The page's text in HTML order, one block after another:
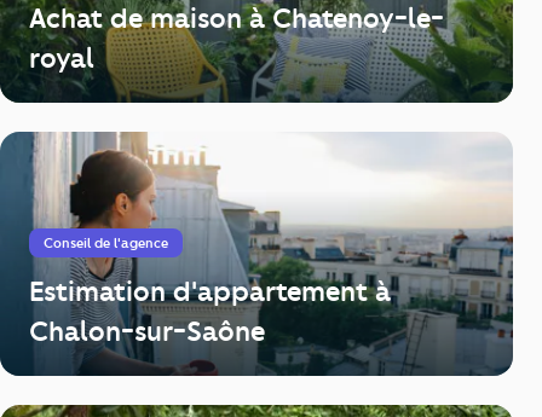
Achat de maison à Chatenoy-le-
royal
Conseil de l'agence
Estimation d'appartement à
Chalon-sur-Saône